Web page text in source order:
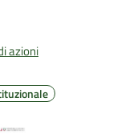
azioni